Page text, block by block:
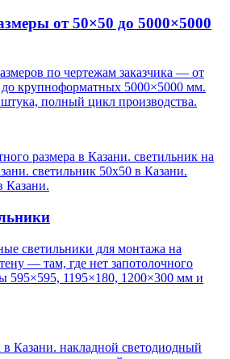
от 50×50 до 5000×5000
по чертежам заказчика — от
крупноформатных 5000×5000 мм.
полный цикл производства.
размера в Казани. светильник на
светильник 50х50 в Казани.
Казани.
светильники для монтажа на
— там, где нет запотолочного
595×595, 1195×180, 1200×300 мм и
в Казани. накладной светодиодный